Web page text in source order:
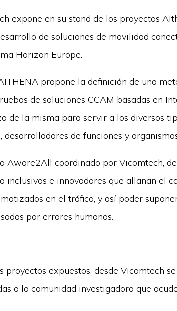
expone en su stand de los proyectos
de soluciones de movilidad
Horizon Europe.
propone la definición de una
de soluciones CCAM basadas en
de la misma para servir a los diversos
desarrolladores de funciones y
Aware2All coordinado por Vicomtech,
inclusivos e innovadores que allanan el
en el tráfico, y así poder
por errores humanos.
proyectos expuestos, desde Vicomtech
a la comunidad investigadora que